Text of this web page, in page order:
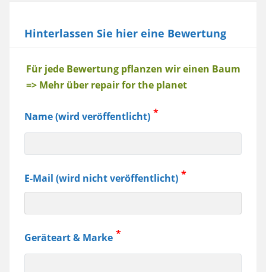
Hinterlassen Sie hier eine Bewertung
Baum
Für jede Bewertung pflanzen wir einen Baum
=> Mehr über repair for the planet
Name (wird veröffentlicht)
E-Mail (wird nicht veröffentlicht)
Geräteart & Marke